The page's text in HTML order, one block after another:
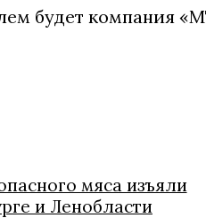
будет компания
мяса изъяли
и Ленобласти